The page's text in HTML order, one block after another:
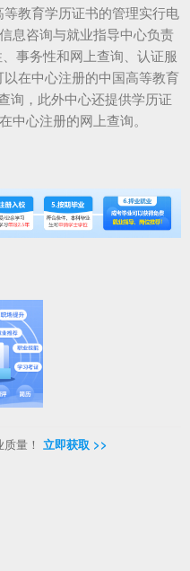
教育学历证书的管理实行电
息咨询与就业指导中心负责
事务性和网上查询、认证服
在中心注册的中国高等教育
询，此外中心还提供学历证
中心注册的网上查询。
量！ 立即获取 >>